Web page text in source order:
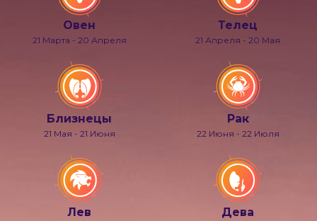
Овен
21 Марта - 20 Апреля
Телец
21 Апреля - 20 Мая
Близнецы
21 Мая - 21 Июня
Рак
22 Июня - 22 Июля
Лев Дева